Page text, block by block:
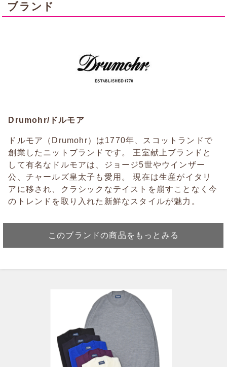
ブランド
Drumohr/ドルモア
ドルモア（Drumohr）は1770年、スコットランドで
創業したニットブランドです。 王室献上ブランドと
して有名なドルモアは、ジョージ5世やウインザー
公、チャールズ皇太子も愛用。 現在は生産がイタリ
アに移され、クラシックなテイストを崩すことなく今
のトレンドを取り入れた新鮮なスタイルが魅力。
このブランドの商品をもっとみる